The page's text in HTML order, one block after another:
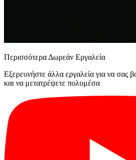
Περισσότερα Δωρεάν Εργαλεία
Εξερευνήστε άλλα εργαλεία για να σας
και να μετατρέψετε πολυμέσα